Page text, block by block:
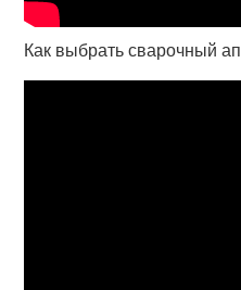
Как выбрать сварочный